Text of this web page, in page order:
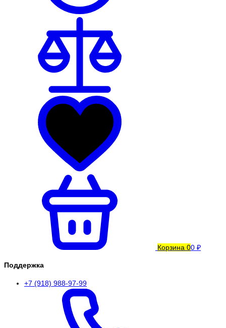
Корзина 00 ₽
Поддержка
+7 (918) 988-97-99